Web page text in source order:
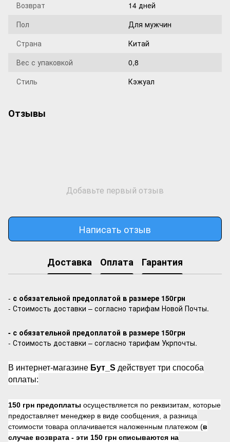
Возврат
14 дней
Пол
Для мужчин
Страна
Китай
Вес с упаковкой
0,8
Стиль
Кэжуал
Отзывы
Добавьте первый отзыв
Написать отзыв
Доставка Оплата Гарантия
- с обязательной предоплатой в размере 150грн
- Стоимость доставки – согласно тарифам Новой Почты.
- с обязательной предоплатой в размере 150грн
- Стоимость доставки – согласно тарифам Укрпочты.
В интернет-магазине Бут_S действует три способа
оплаты:
150 грн предоплаты осуществляется по реквизитам, которые
предоставляет менеджер в виде сообщения, а разница
стоимости товара оплачивается наложенным платежом (в
случае возврата - эти 150 грн списываются на